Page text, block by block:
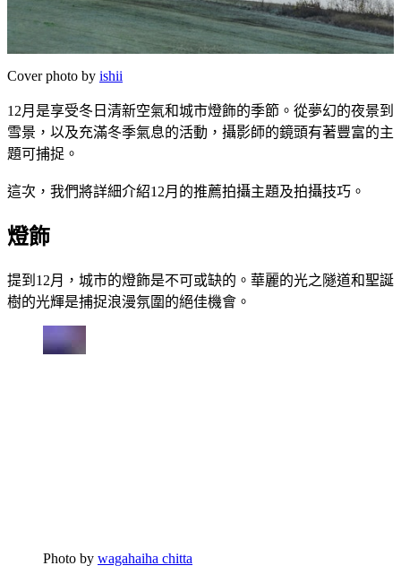
Cover photo by ishii
12月是享受冬日清新空氣和城市燈飾的季節。從夢幻的夜景到
雪景，以及充滿冬季氣息的活動，攝影師的鏡頭有著豐富的主
題可捕捉。
這次，我們將詳細介紹12月的推薦拍攝主題及拍攝技巧。
燈飾
提到12月，城市的燈飾是不可或缺的。華麗的光之隧道和聖誕
樹的光輝是捕捉浪漫氛圍的絕佳機會。
Photo by wagahaiha chitta